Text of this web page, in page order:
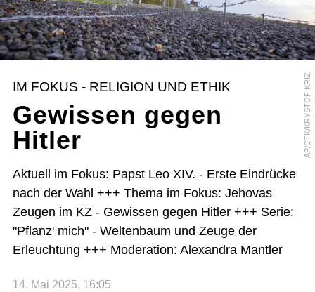
AP/CTK/KRYSTOF KRIZ
IM FOKUS - RELIGION UND ETHIK
Gewissen gegen
Hitler
Aktuell im Fokus: Papst Leo XIV. - Erste Eindrücke
nach der Wahl +++ Thema im Fokus: Jehovas
Zeugen im KZ - Gewissen gegen Hitler +++ Serie:
"Pflanz' mich" - Weltenbaum und Zeuge der
Erleuchtung +++ Moderation: Alexandra Mantler
14. Mai 2025, 16:05